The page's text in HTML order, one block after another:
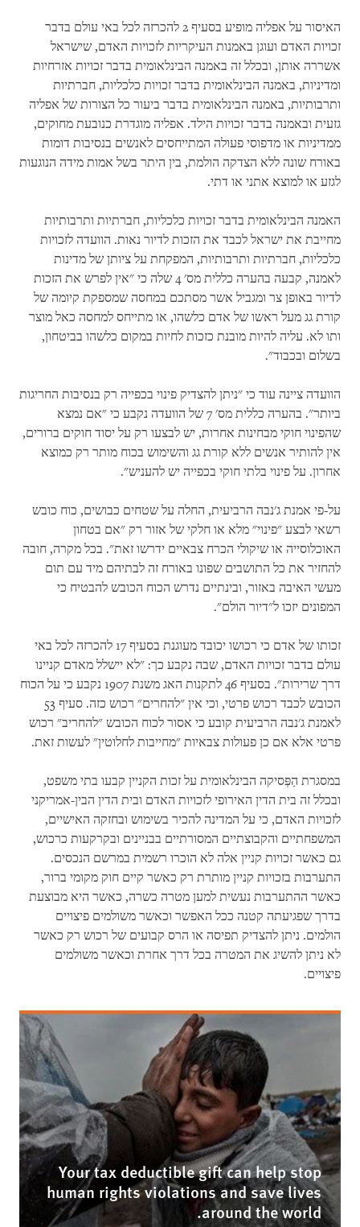
האיסור על אפליה מופיע בסעיף 2 להכרזה לכל באי עולם בדבר
זכויות האדם ועוגן באמנות העיקריות לזכויות האדם, שישראל
אשררה אותן, ובכלל זה באמנה הבינלאומית בדבר זכויות אזרחיות
ומדיניות, באמנה הבינלאומית בדבר זכויות כלכליות, חברתיות
ותרבותיות, באמנה הבינלאומית בדבר ביעור כל הצורות של אפליה
גזעית ובאמנה בדבר זכויות הילד. אפליה מוגדרת כנובעת מחוקים,
ממדיניות או מדפוסי פעולה המתייחסים לאנשים בנסיבות דומות
באורח שונה ללא הצדקה הולמת, בין היתר בשל אמות מידה הנוגעות
לגזע או למוצא אתני או דתי.
האמנה הבינלאומית בדבר זכויות כלכליות, חברתיות ותרבותיות
מחייבת את ישראל לכבד את הזכות לדיור נאות. הוועדה לזכויות
כלכליות, חברתיות ותרבותיות, המפקחת על ציותן של מדינות
לאמנה, קבעה בהערה כללית מס' 4 שלה כי "אין לפרש את הזכות
לדיור באופן צר ומגביל אשר מסתכם במחסה שמספקת קיומה של
קורת גג מעל ראשו של אדם כלשהו, או מתייחס למחסה כאל מוצר
ותו לא. עליה להיות מובנת כזכות לחיות במקום כלשהו בביטחון,
בשלום ובכבוד".
הוועדה ציינה עוד כי "ניתן להצדיק פינוי בכפייה רק בנסיבות החריגות
ביותר". בהערה כללית מס' 7 של הוועדה נקבע כי "אם נמצא
שהפינוי חוקי מבחינות אחרות, יש לבצעו רק על יסוד חוקים ברורים,
אין להותיר אנשים ללא קורת גג והשימוש בכוח מותר רק כמוצא
אחרון. על פינוי בלתי חוקי בכפייה יש להעניש".
על-פי אמנת ג'נבה הרביעית, החלה על שטחים כבושים, כוח כובש
רשאי לבצע "פינוי" מלא או חלקי של אזור רק "אם בטחון
האוכלוסייה או שיקולי הכרח צבאיים ידרשו זאת". בכל מקרה, חובה
להחזיר את כל התושבים שפונו באורח זה לבתיהם מיד עם תום
מעשי האיבה באזור, ובינתיים נדרש הכוח הכובש להבטיח כי
המפונים יזכו ל"דיור הולם".
זכותו של אדם כי רכושו יכובד מעוגנת בסעיף 17 להכרזה לכל באי
עולם בדבר זכויות האדם, שבה נקבע כך: "לא יישלל מאדם קניינו
דרך שרירות". בסעיף 46 לתקנות האג משנת 1907 נקבע כי על הכוח
הכובש לכבד רכוש פרטי, וכי אין "להחרים" רכוש כזה. סעיף 53
לאמנת ג'נבה הרביעית קובע כי אסור לכוח הכובש "להחריב" רכוש
פרטי אלא אם כן פעולות צבאיות "מחייבות לחלוטין" לעשות זאת.
במסגרת הַפְּסיקה הבינלאומית על זכות הקניין קבעו בתי משפט,
ובכלל זה בית הדין האירופי לזכויות האדם ובית הדין הבין-אמריקני
לזכויות האדם, כי על המדינה להכיר בשימוש ובחזקה האישיים,
המשפחתיים והקבוצתיים המסורתיים בבניינים ובקרקעות כרכוש,
גם כאשר זכויות קניין אלה לא הוכרו רשמית במרשם הנכסים.
התערבות בזכויות קניין מותרת רק כאשר קיים חוק מקומי ברור,
כאשר ההתערבות נעשית למען מטרה כשרה, כאשר היא מבוצעת
בדרך שפגיעתה קטנה ככל האפשר וכאשר משולמים פיצויים
הולמים. ניתן להצדיק תפיסה או הרס קבועים של רכוש רק כאשר
לא ניתן להשיג את המטרה בכל דרך אחרת וכאשר משולמים
פיצויים.
Your tax deductible gift can help stop
human rights violations and save lives
around the world.